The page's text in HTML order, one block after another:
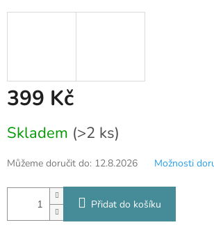
399 Kč
cena:
Skladem (>2 ks)
Můžeme doručit do: 12.8.2026 Možnosti
Přidat do košíku